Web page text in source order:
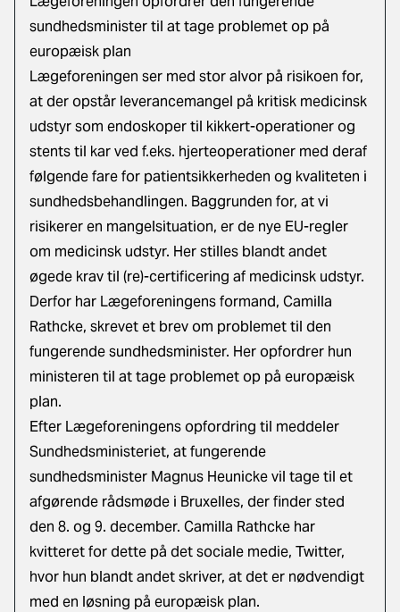
sundhedsminister til at tage problemet op på
europæisk plan
Lægeforeningen ser med stor alvor på risikoen for,
at der opstår leverancemangel på kritisk medicinsk
udstyr som endoskoper til kikkert-operationer og
stents til kar ved f.eks. hjerteoperationer med deraf
følgende fare for patientsikkerheden og kvaliteten i
sundhedsbehandlingen. Baggrunden for, at vi
risikerer en mangelsituation, er de nye EU-regler
om medicinsk udstyr. Her stilles blandt andet
øgede krav til (re)-certificering af medicinsk udstyr.
Derfor har Lægeforeningens formand, Camilla
Rathcke, skrevet et brev om problemet til den
fungerende sundhedsminister. Her opfordrer hun
ministeren til at tage problemet op på europæisk
plan.
Efter Lægeforeningens opfordring til meddeler
Sundhedsministeriet, at fungerende
sundhedsminister Magnus Heunicke vil tage til et
afgørende rådsmøde i Bruxelles, der finder sted
den 8. og 9. december. Camilla Rathcke har
kvitteret for dette på det sociale medie, Twitter,
hvor hun blandt andet skriver, at det er nødvendigt
med en løsning på europæisk plan.